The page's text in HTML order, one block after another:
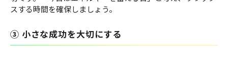
スする時間を確保しましょう。
③ 小さな成功を大切にする